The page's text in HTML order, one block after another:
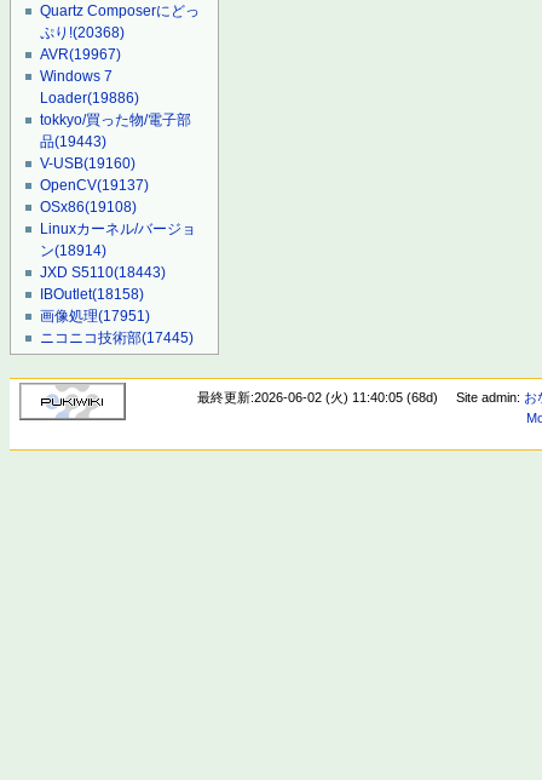
Quartz Composerにどっ
ぷり!(20368)
AVR(19967)
Windows 7
Loader(19886)
tokkyo/買った物/電子部
品(19443)
V-USB(19160)
OpenCV(19137)
OSx86(19108)
Linuxカーネル/バージョ
ン(18914)
JXD S5110(18443)
IBOutlet(18158)
画像処理(17951)
ニコニコ技術部(17445)
最終更新:2026-06-02 (火) 11:40:05 (68d) Site admin: お